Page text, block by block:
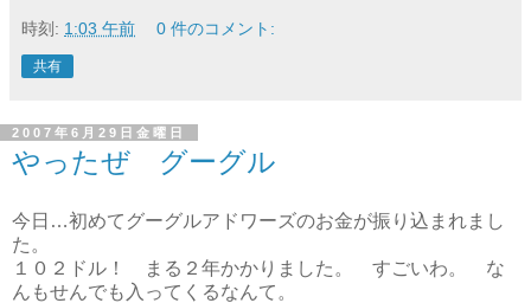
時刻: 1:03 午前 0 件のコメント:
共有
2007年6月29日金曜日
やったぜ グーグル
今日…初めてグーグルアドワーズのお金が振り込まれまし
た。
１０２ドル！ まる２年かかりました。 すごいわ。 な
んもせんでも入ってくるなんて。